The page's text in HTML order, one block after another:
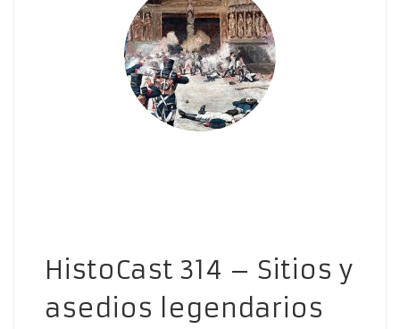
HistoCast 314 – Sitios y
asedios legendarios